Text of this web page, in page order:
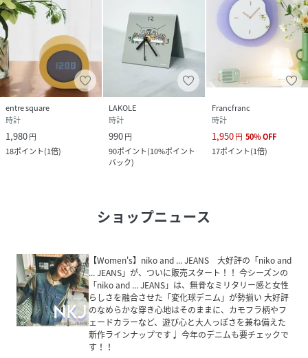
entre square
時計
1,980円
18ポイント(1倍)
LAKOLE
時計
990円
90ポイント(10%ポイント
バック)
Francfranc
時計
1,950円 50%OFF
17ポイント(1倍)
ショップニュース
【Women's】niko and ... JEANS 大好評の「niko and
... JEANS」が、ついに販売スタート！！ 今シーズンの
「niko and ... JEANS」は、無骨なミリタリー感と女性
らしさを融合させた「変化球デニム」が勢揃い 大好評
のなめらかな穿き心地はそのままに、カモフラ柄やフ
ェードカラーなど、遊び心と大人っぽさを兼ね備えた
新作ラインナップです♩ 今年のデニムも要チェックで
す！！